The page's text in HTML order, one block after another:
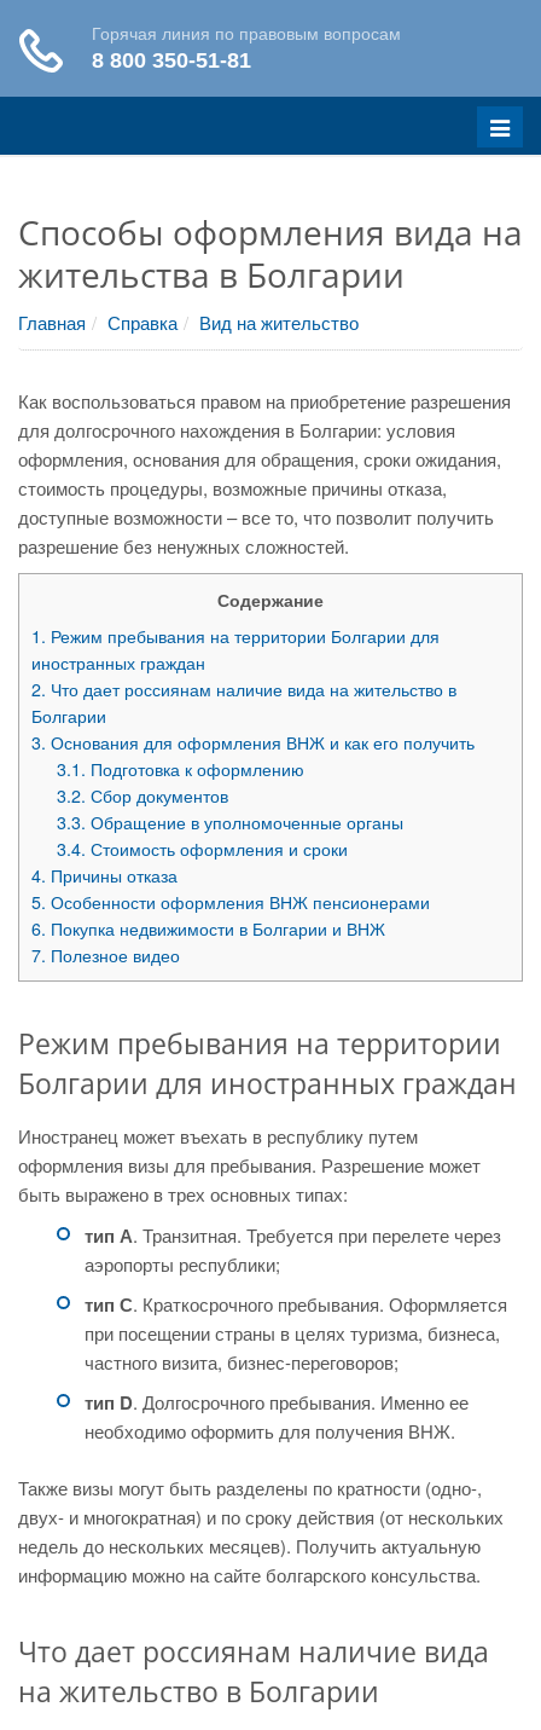
Меню
Способы оформления вида на
жительства в Болгарии
Главная Справка Вид на жительство
Как воспользоваться правом на приобретение разрешения
для долгосрочного нахождения в Болгарии: условия
оформления, основания для обращения, сроки ожидания,
стоимость процедуры, возможные причины отказа,
доступные возможности – все то, что позволит получить
разрешение без ненужных сложностей.
Содержание
1. Режим пребывания на территории Болгарии для
иностранных граждан
2. Что дает россиянам наличие вида на жительство в
Болгарии
3. Основания для оформления ВНЖ и как его получить
3.1. Подготовка к оформлению
3.2. Сбор документов
3.3. Обращение в уполномоченные органы
3.4. Стоимость оформления и сроки
4. Причины отказа
5. Особенности оформления ВНЖ пенсионерами
6. Покупка недвижимости в Болгарии и ВНЖ
7. Полезное видео
Режим пребывания на территории
Болгарии для иностранных граждан
Иностранец может въехать в республику путем
оформления визы для пребывания. Разрешение может
быть выражено в трех основных типах:
тип А. Транзитная. Требуется при перелете через
аэропорты республики;
тип С. Краткосрочного пребывания. Оформляется
при посещении страны в целях туризма, бизнеса,
частного визита, бизнес-переговоров;
тип D. Долгосрочного пребывания. Именно ее
необходимо оформить для получения ВНЖ.
Также визы могут быть разделены по кратности (одно-,
двух- и многократная) и по сроку действия (от нескольких
недель до нескольких месяцев). Получить актуальную
информацию можно на сайте болгарского консульства.
Что дает россиянам наличие вида
на жительство в Болгарии